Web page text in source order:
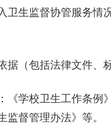
卫生监督协管服务情
（包括法律文件、标
学校卫生工作条例》
监督管理办法》等。
人民政府关于南桥镇贝港城中
批复